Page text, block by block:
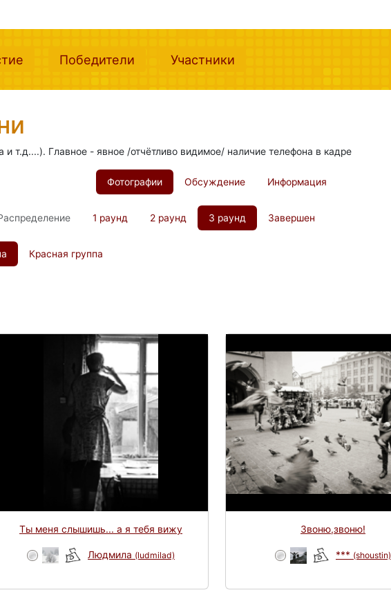
(current)Победители (current)Участники
т.д....). Главное - явное /отчётливо видимое/ наличие телефона в кадре
Фотографии Обсуждение Информация
1 раунд 2 раунд 3 раунд Завершен
Красная группа
Ты меня слышишь... а я тебя вижу
Людмила (ludmilad)
Звоню,звоню!
*** (shoustin)